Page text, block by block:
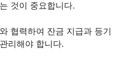
것이 중요합니다.
협력하여 잔금 지급과 등기
리해야 합니다.